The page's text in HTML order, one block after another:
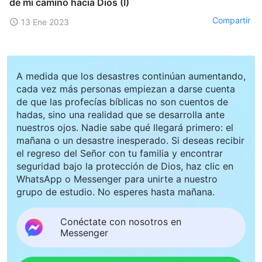
13 Ene 2023 Compartir
A medida que los desastres continúan aumentando,
cada vez más personas empiezan a darse cuenta
de que las profecías bíblicas no son cuentos de
hadas, sino una realidad que se desarrolla ante
nuestros ojos. Nadie sabe qué llegará primero: el
mañana o un desastre inesperado. Si deseas recibir
el regreso del Señor con tu familia y encontrar
seguridad bajo la protección de Dios, haz clic en
WhatsApp o Messenger para unirte a nuestro
grupo de estudio. No esperes hasta mañana.
Conéctate con nosotros en
Messenger